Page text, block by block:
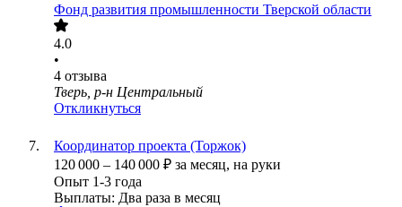
Фонд развития промышленности Тверской области
4.0
•
4 отзыва
Тверь, р-н Центральный
Откликнуться
Координатор проекта (Торжок)
120 000 – 140 000 ₽ за месяц, на руки
Опыт 1-3 года
Выплаты: Два раза в месяц